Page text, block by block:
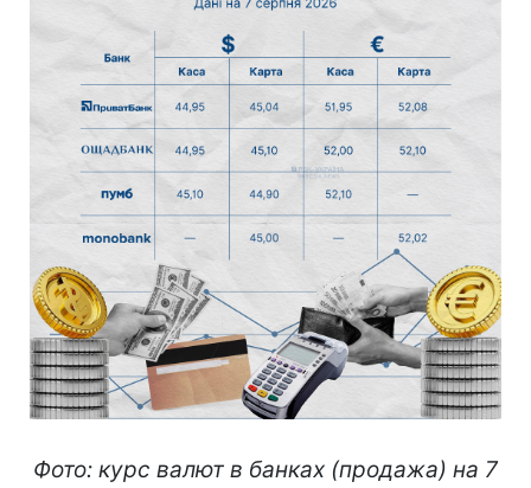
Фото: курс валют в банках (продажа) на 7